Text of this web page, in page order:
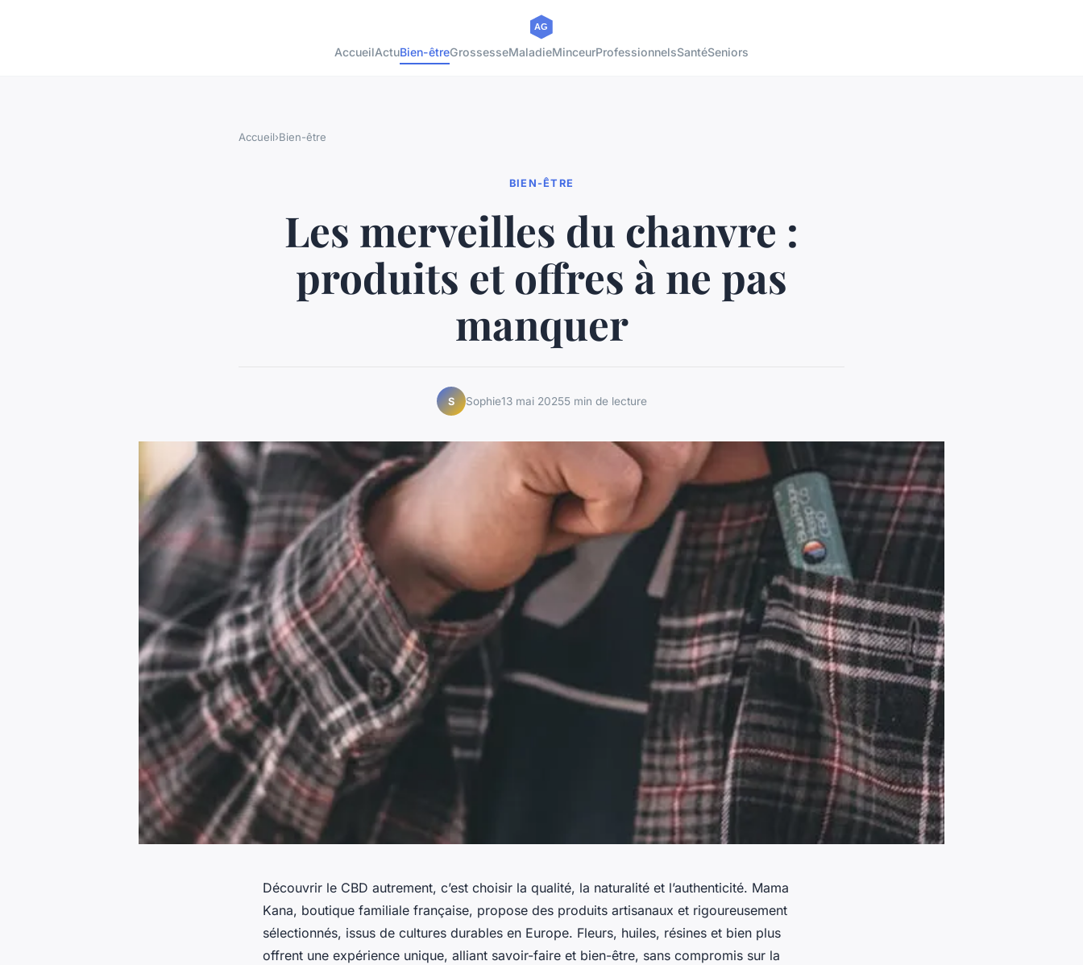
AccueilActuBien-êtreGrossesseMaladieMinceurProfessionnelsSantéSeniors
Accueil›Bien-être
BIEN-ÊTRE
Les merveilles du chanvre :
produits et offres à ne pas
manquer
S Sophie13 mai 20255 min de lecture
Découvrir le CBD autrement, c’est choisir la qualité, la naturalité et l’authenticité. Mama
Kana, boutique familiale française, propose des produits artisanaux et rigoureusement
sélectionnés, issus de cultures durables en Europe. Fleurs, huiles, résines et bien plus
offrent une expérience unique, alliant savoir-faire et bien-être, sans compromis sur la